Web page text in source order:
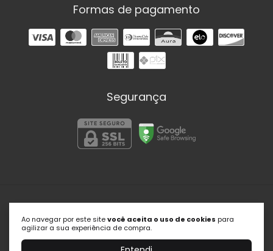
Ao navegar por este sitevocê aceita o uso de cookies para
agilizar a sua experiência de compra.
Formas de pagamento
Segurança
Portal Psic
©2026. Portal Psic | Soluções em Psicologia - 27509145000179.
Todos os direitos reservados.